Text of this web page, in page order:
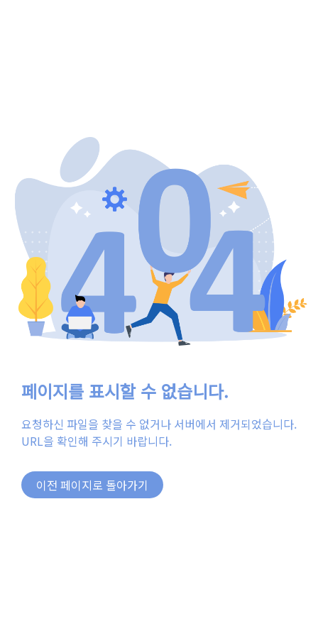
페이지를 표시할 수 없습니다.
요청하신 파일을 찾을 수 없거나 서버에서 제거되었습니다.
URL을 확인해 주시기 바랍니다.
이전 페이지로 돌아가기